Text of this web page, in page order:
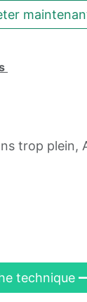
trop plein,
technique